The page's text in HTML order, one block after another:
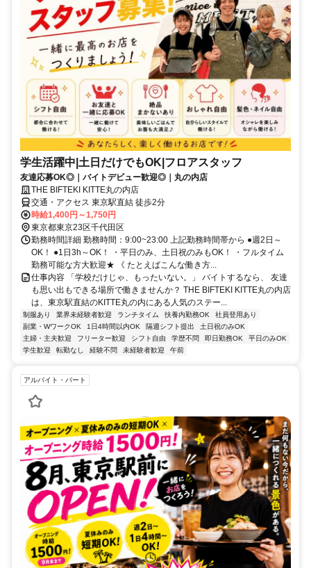
学生活躍中|土日だけでもOK|フロアスタッフ
友達応募OK◎｜バイトデビュー歓迎◎｜丸の内店
THE BIFTEKI KITTE丸の内店
交通・アクセス 東京駅直結 徒歩2分
時給1,400円～1,750円
東京都東京23区千代田区
勤務時間詳細 勤務時間：9:00~23:00 上記勤務時間帯から ●週2日～
OK！ ●1日3h～OK！ ・平日のみ、土日祝のみもOK！ ・フルタイム
勤務可能な方大歓迎★ 《 たとえばこんな働き方...
仕事内容 「学校だけじゃ、もったいない。」 バイトするなら、 友達
も思い出もできる場所で働きませんか？ THE BIFTEKI KITTE丸の内店
は、東京駅直結のKITTE丸の内にある人気のステー...
制服あり 業界未経験者歓迎 ランチタイム 扶養内勤務OK
社員登用あり
副業・WワークOK
1日4時間以内OK 隔週シフト提出
土日祝のみOK
主婦・主夫歓迎
フリーター歓迎 シフト自由 学歴不問 即日勤務OK
平日のみOK
学生歓迎
転勤なし 経験不問 未経験者歓迎 午前
アルバイト・パート